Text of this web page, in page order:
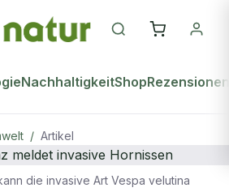
NachhaltigkeitShopRezensionen
/ Artikel
die invasive Art Vespa velutina